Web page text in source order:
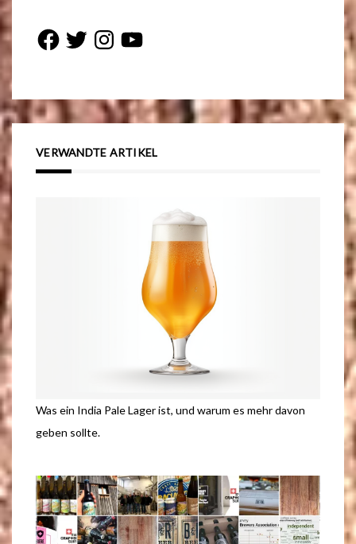
Facebook
TwitterInstagram
YouTube
VERWANDTE ARTIKEL
Was ein India Pale Lager ist, und warum es mehr davon
geben sollte.